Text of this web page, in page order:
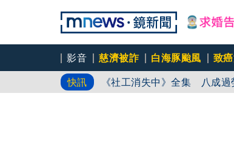
影音 慈濟被詐 白海豚颱風 致
快訊
Ozone黃文廷、FEniX夏浦
《社工消失中》全集 八成